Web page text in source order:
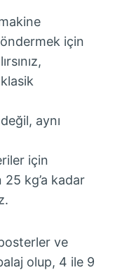
için
aynı
için
kg’a kadar
ve
olup, 4 ile 9